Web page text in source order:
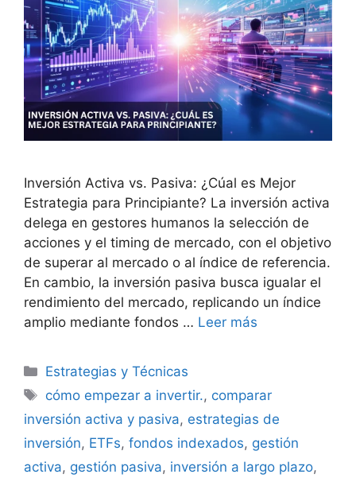
Inversión Activa vs. Pasiva: ¿Cúal es Mejor
Estrategia para Principiante? La inversión activa
delega en gestores humanos la selección de
acciones y el timing de mercado, con el objetivo
de superar al mercado o al índice de referencia.
En cambio, la inversión pasiva busca igualar el
rendimiento del mercado, replicando un índice
amplio mediante fondos … Leer más
Categorías
Estrategias y Técnicas
Etiquetas
cómo empezar a invertir., comparar
inversión activa y pasiva, estrategias de
inversión, ETFs, fondos indexados, gestión
activa, gestión pasiva, inversión a largo plazo,